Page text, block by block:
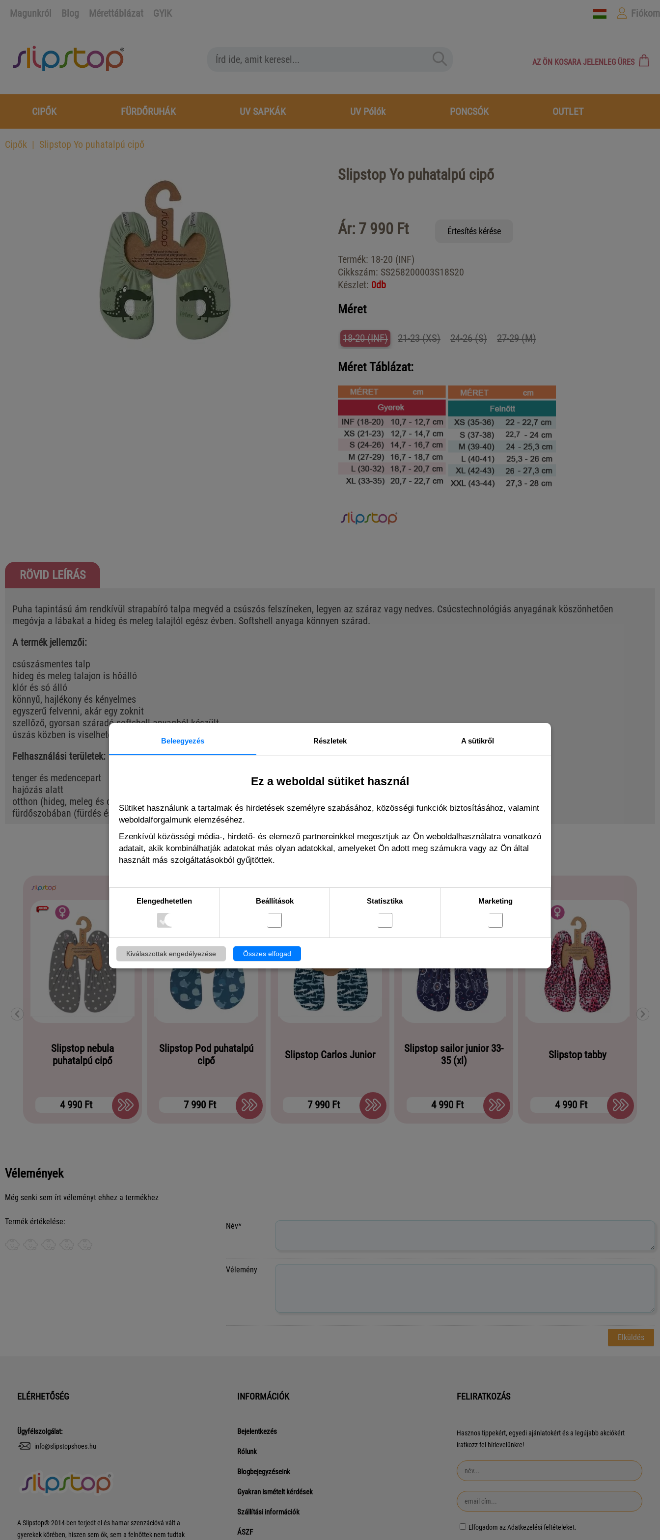
Beleegyezés Részletek A sütikről
Ez a weboldal sütiket használ
Sütiket használunk a tartalmak és hirdetések személyre szabásához, közösségi funkciók biztosításához, valamint
weboldalforgalmunk elemzéséhez.
Ezenkívül közösségi média-, hirdető- és elemező partnereinkkel megosztjuk az Ön weboldalhasználatra vonatkozó
adatait, akik kombinálhatják adatokat más olyan adatokkal, amelyeket Ön adott meg számukra vagy az Ön által
használt más szolgáltatásokból gyűjtöttek.
Elengedhetetlen Beállítások Statisztika Marketing
Kiválaszottak engedélyezése Összes elfogad
Magunkról Blog Mérettáblázat GYIK Fiókom
AZ ÖN KOSARA JELENLEG ÜRES
CIPŐK FÜRDŐRUHÁK UV SAPKÁK UV Pólók PONCSÓK OUTLET
Cipők Slipstop Yo puhatalpú cipő
Slipstop Yo puhatalpú cipő
Ár: 7 990 Ft Értesítés kérése
Termék: 18-20 (INF)
Cikkszám: SS258200003S18S20
Készlet: 0db
Méret
18-20 (INF) 21-23 (XS) 24-26 (S) 27-29 (M)
Méret Táblázat:
RÖVID LEÍRÁS
Puha tapintású ám rendkívül strapabíró talpa megvéd a csúszós felszíneken, legyen az száraz vagy nedves. Csúcstechnológiás anyagának köszönhetően
megóvja a lábakat a hideg és meleg talajtól egész évben. Softshell anyaga könnyen szárad.
A termék jellemzői:
csúszásmentes talp
hideg és meleg talajon is hőálló
klór és só álló
könnyű, hajlékony és kényelmes
egyszerű felvenni, akár egy zoknit
szellőző, gyorsan száradó softshell anyagból készült
úszás közben is viselhető
Felhasználási területek:
tenger és medencepart
hajózás alatt
otthon (hideg, meleg és csúszós felületeken való járkáláshoz)
fürdőszobában (fürdés és zuhanyozás közben)
EHHEZ HASONLÓ
Slipstop nebula
puhatalpú cipő
4 990 Ft
Slipstop Pod puhatalpú
cipő
7 990 Ft
Slipstop Carlos Junior
7 990 Ft
Slipstop sailor junior 33-
35 (xl)
4 990 Ft
Slipstop tabby
4 990 Ft
Vélemények
Még senki sem írt véleményt ehhez a termékhez
Termék értékelése:
Név*
Vélemény
ELÉRHETŐSÉG
Ügyfélszolgálat:
info@slipstopshoes.hu
A Slipstop® 2014-ben terjedt el és hamar szenzációvá vált a
gyerekek körében, hiszen sem ők, sem a felnőttek nem tudtak
INFORMÁCIÓK
Bejelentkezés
Rólunk
Blogbejegyzéseink
Gyakran ismételt kérdések
Szállítási információk
ÁSZF
FELIRATKOZÁS
Hasznos tippekért, egyedi ajánlatokért és a legújabb akciókért
iratkozz fel hírlevelünkre!
Elfogadom az Adatkezelési feltételeket.